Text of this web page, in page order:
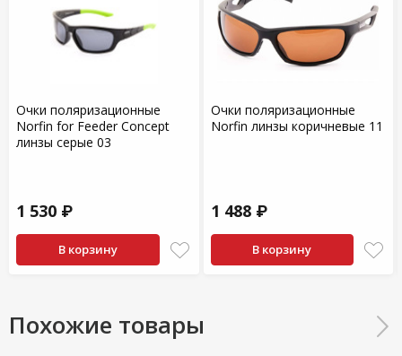
Очки поляризационные
Norfin for Feeder Concept
линзы серые 03
1 530 ₽
В корзину
Очки поляризационные
Norfin линзы коричневые 11
1 488 ₽
В корзину
Похожие товары